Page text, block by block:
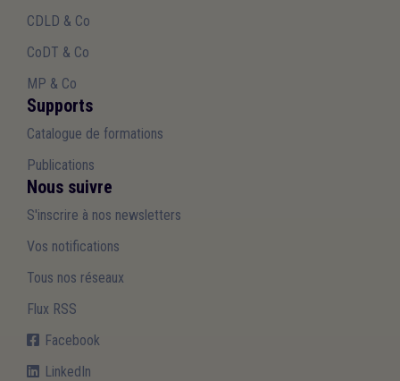
CDLD & Co
CoDT & Co
MP & Co
Supports
Catalogue de formations
Publications
Nous suivre
S'inscrire à nos newsletters
Vos notifications
Tous nos réseaux
Flux RSS
Facebook
LinkedIn